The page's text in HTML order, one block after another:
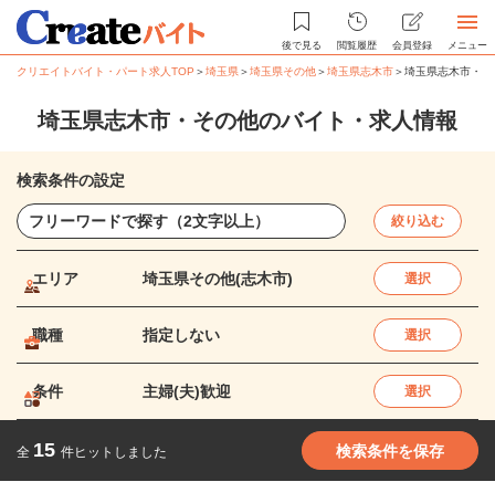
後で見る 閲覧履歴 会員登録 メニュー
クリエイトバイト・パート求人TOP ＞埼玉県＞埼玉県その他＞埼玉県志木市＞埼玉県志木市・
埼玉県志木市・その他のバイト・求人情報
検索条件の設定
絞り込む
エリア 埼玉県その他(志木市) 選択
職種 指定しない 選択
条件 主婦(夫)歓迎 選択
全 15 件ヒットしました 検索条件を保存